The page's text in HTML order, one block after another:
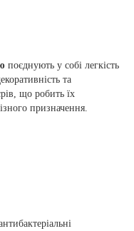
поєднують у собі легкість
та
що робить їх
призначення.